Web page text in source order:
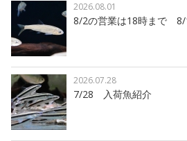
8/2の営業は18時まで
2026.08.01
7/28 入荷魚紹介
2026.07.28